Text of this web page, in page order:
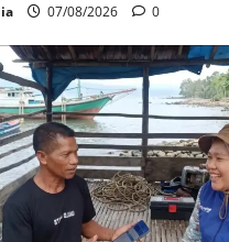
07/08/2026 0